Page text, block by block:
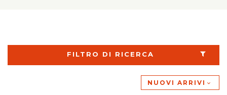
FILTRO DI RICERCA
NUOVI ARRIVI